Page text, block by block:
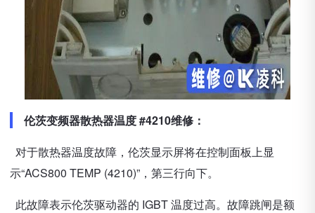
伦茨变频器散热器温度 #4210维修：
对于散热器温度故障，伦茨显示屏将在控制面板上显
示“ACS800 TEMP (4210)”，第三行向下。
此故障表示伦茨驱动器的 IGBT 温度过高。故障跳闸是额